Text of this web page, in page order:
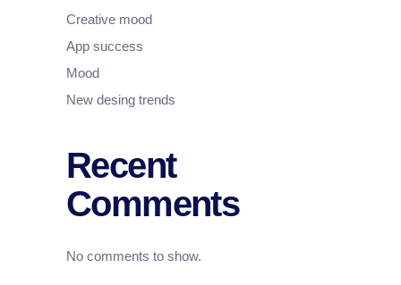
Creative mood
App success
Mood
New desing trends
Recent
Comments
No comments to show.